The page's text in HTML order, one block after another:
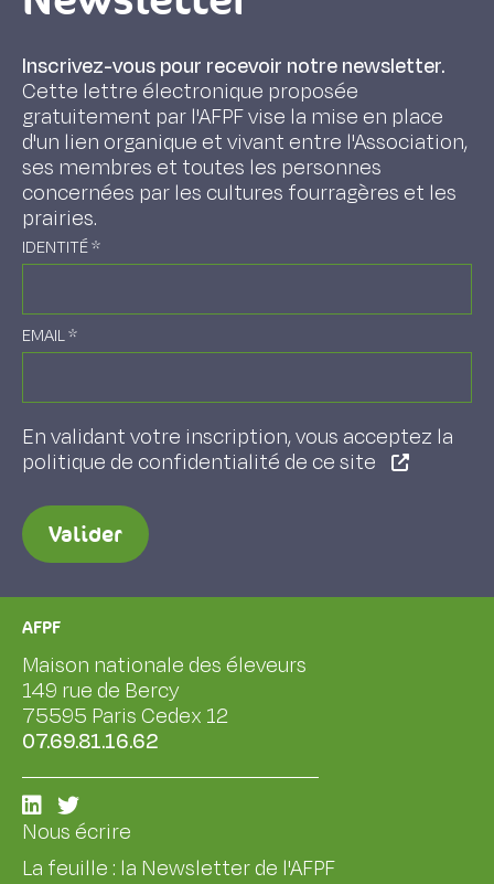
Inscrivez-vous pour recevoir notre newsletter.
Cette lettre électronique proposée
gratuitement par l'AFPF vise la mise en place
d'un lien organique et vivant entre l'Association,
ses membres et toutes les personnes
concernées par les cultures fourragères et les
prairies.
IDENTITÉ*
EMAIL*
En validant votre inscription, vous acceptez la
politique de confidentialité de ce site
Valider
AFPF
Maison nationale des éleveurs
149 rue de Bercy
75595 Paris Cedex 12
07.69.81.16.62
Nous écrire
La feuille : la Newsletter de l'AFPF